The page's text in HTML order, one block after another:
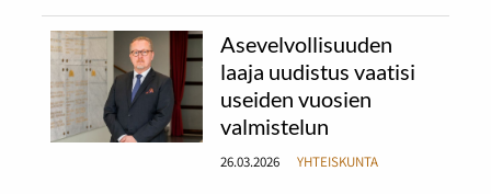
Asevelvollisuuden
laaja uudistus vaatisi
useiden vuosien
valmistelun
26.03.2026 YHTEISKUNTA